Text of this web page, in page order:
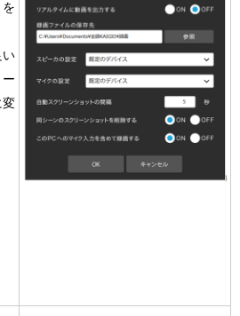
い
変